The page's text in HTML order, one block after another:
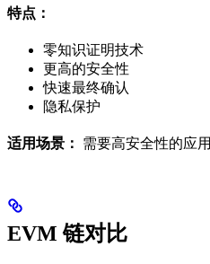
特点：
零知识证明技术
更高的安全性
快速最终确认
隐私保护
适用场景： 需要高安全性的应用
EVM 链对比